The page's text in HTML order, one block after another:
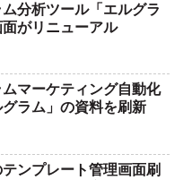
分析ツール「エルグラ
がリニューアル
マーケティング自動化
ラム」の資料を刷新
ンプレート管理画面刷